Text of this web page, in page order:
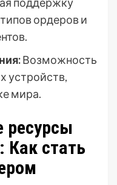
ордеров и
Возможность
устройств,
мира.
ресурсы
стать